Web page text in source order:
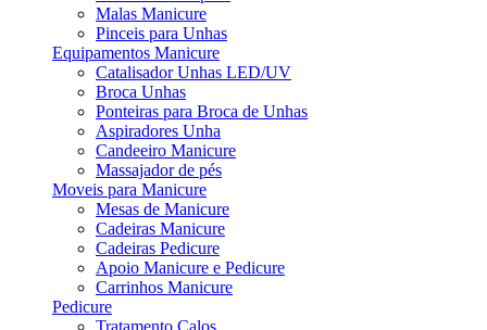
Malas Manicure
Pinceis para Unhas
Equipamentos Manicure
Catalisador Unhas LED/UV
Broca Unhas
Ponteiras para Broca de Unhas
Aspiradores Unha
Candeeiro Manicure
Massajador de pés
Moveis para Manicure
Mesas de Manicure
Cadeiras Manicure
Cadeiras Pedicure
Apoio Manicure e Pedicure
Carrinhos Manicure
Pedicure
Tratamento Calos